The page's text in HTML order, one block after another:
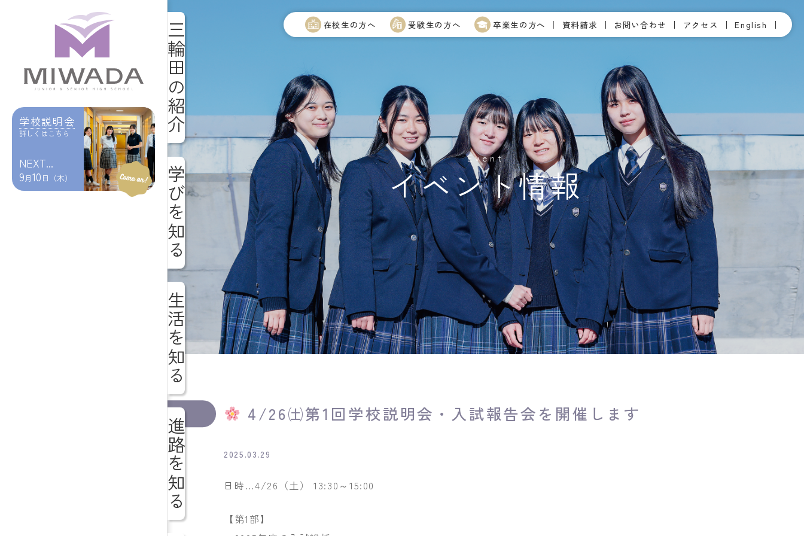
在校生の方へ 受験生の方へ 卒業生の方へ 資料請求 お問い合わせ アクセス English
三輪田の紹介
学びを知る
生活を知る
進路を知る
学校説明会
詳しくはこちら
NEXT...
9月10 日（木）
Event
イベント情報
4/26㈯第1回学校説明会・入試報告会を開催します
2025.03.29
日時…4/26（土） 13:30～15:00
【第1部】